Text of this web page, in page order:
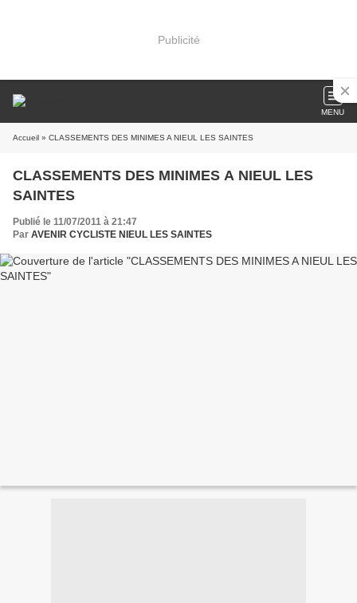
Publicité
MENU
Accueil » CLASSEMENTS DES MINIMES A NIEUL LES SAINTES
CLASSEMENTS DES MINIMES A NIEUL LES
SAINTES
Publié le 11/07/2011 à 21:47
Par AVENIR CYCLISTE NIEUL LES SAINTES